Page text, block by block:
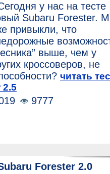
у нас на тесте
Subaru Forester.
привыкли, что
выше, чем у
кроссоверов, не
читать
9777
Forester 2.0